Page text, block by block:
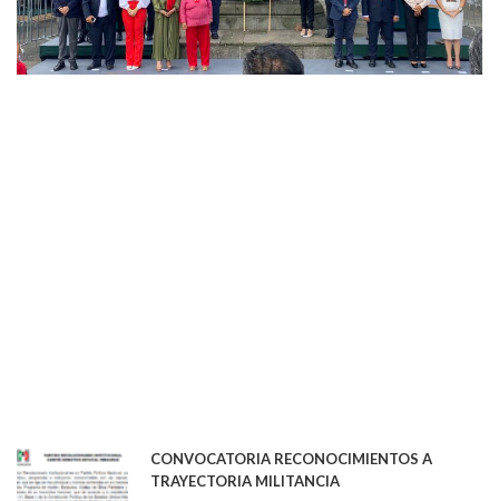
CONVOCATORIA RECONOCIMIENTOS A
TRAYECTORIA MILITANCIA